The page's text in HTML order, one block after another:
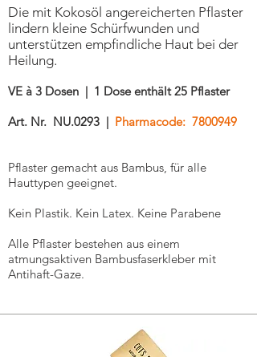
Die mit Kokosöl angereicherten Pflaster
lindern kleine Schürfwunden und
unterstützen empfindliche Haut bei der
Heilung.
VE à 3 Dosen | 1 Dose enthält 25 Pflaster
Art. Nr. NU.0293 | Pharmacode: 7800949
Pflaster gemacht aus Bambus, für alle
Hauttypen geeignet.
Kein Plastik. Kein Latex. Keine Parabene
Alle Pflaster bestehen aus einem
atmungsaktiven Bambusfaserkleber mit
Antihaft-Gaze.